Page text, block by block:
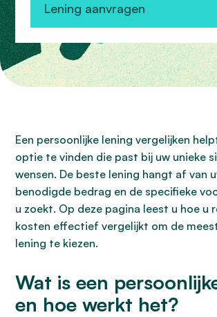
Lening aanvragen
Een persoonlijke lening vergelijken
optie te vinden die past bij uw unieke
wensen. De beste lening hangt af van
benodigde bedrag en de specifieke
u zoekt. Op deze pagina leest u hoe u
kosten effectief vergelijkt om de
lening te kiezen.
Wat is een
en hoe werkt het?